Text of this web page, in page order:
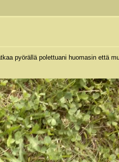
pyörällä polettuani huomasin että